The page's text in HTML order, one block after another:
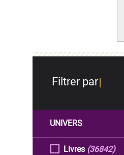
Filtrer par
UNIVERS
Livres (36842)